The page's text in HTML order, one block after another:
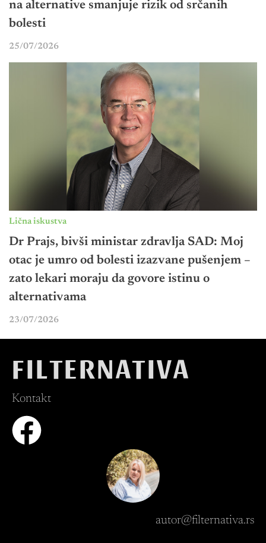
na alternative smanjuje rizik od srčanih
bolesti
25/07/2026
Lična iskustva
Dr Prajs, bivši ministar zdravlja SAD: Moj
otac je umro od bolesti izazvane pušenjem –
zato lekari moraju da govore istinu o
alternativama
23/07/2026
FILTERNATIVA
Kontakt
autor@filternativa.rs